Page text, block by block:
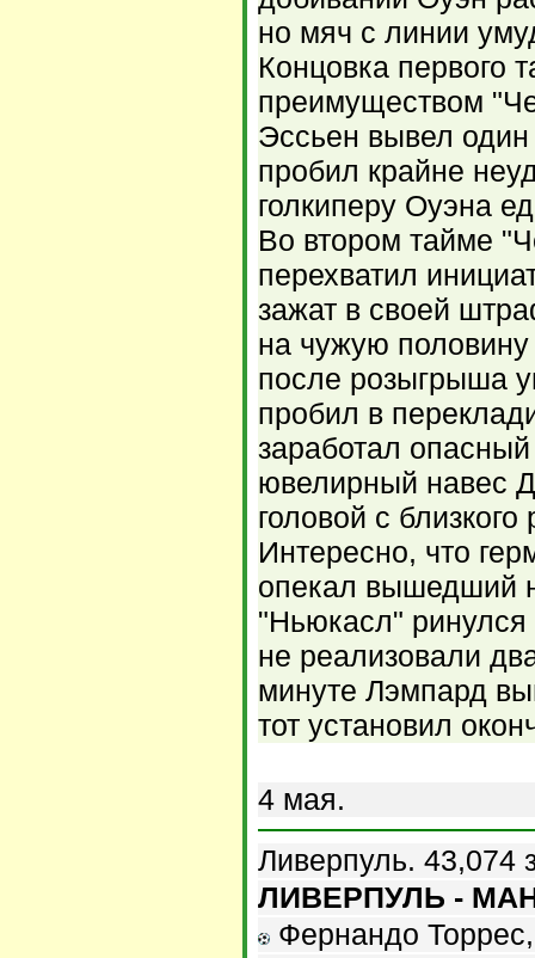
но мяч с линии
Концовка первого
преимуществом
Эссьен вывел
пробил крайне
голкиперу Оуэна
Во втором тайме
перехватил
зажат в своей
на чужую
после розыгрыша
пробил в
заработал
ювелирный навес
головой с
Интересно, что
опекал вышедший
"Ньюкасл"
не реализовали
минуте Лэмпард
тот установил
4 мая.
Ливерпуль. 43,074
ЛИВЕРПУЛЬ -
Фернандо